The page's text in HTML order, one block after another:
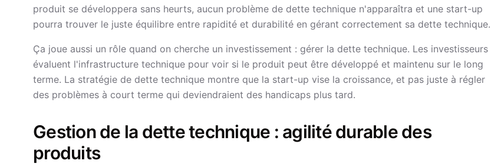
produit se développera sans heurts, aucun problème de dette technique n'apparaîtra et une start-up
pourra trouver le juste équilibre entre rapidité et durabilité en gérant correctement sa dette technique.
Ça joue aussi un rôle quand on cherche un investissement : gérer la dette technique. Les investisseurs
évaluent l'infrastructure technique pour voir si le produit peut être développé et maintenu sur le long
terme. La stratégie de dette technique montre que la start-up vise la croissance, et pas juste à régler
des problèmes à court terme qui deviendraient des handicaps plus tard.
Gestion de la dette technique : agilité durable des
produits